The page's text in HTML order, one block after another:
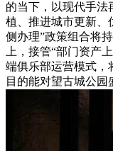
的当下，以现代手法
植、推进城市更新、
侧办理”政策组合将
上，接管“部门资产
端俱乐部运营模式，
目的能对望古城公园